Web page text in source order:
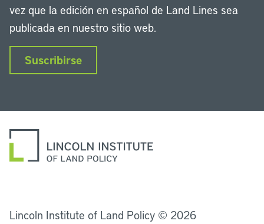
vez que la edición en español de Land Lines sea
publicada en nuestro sitio web.
Suscribirse
Lincoln Institute of Land Policy © 2026